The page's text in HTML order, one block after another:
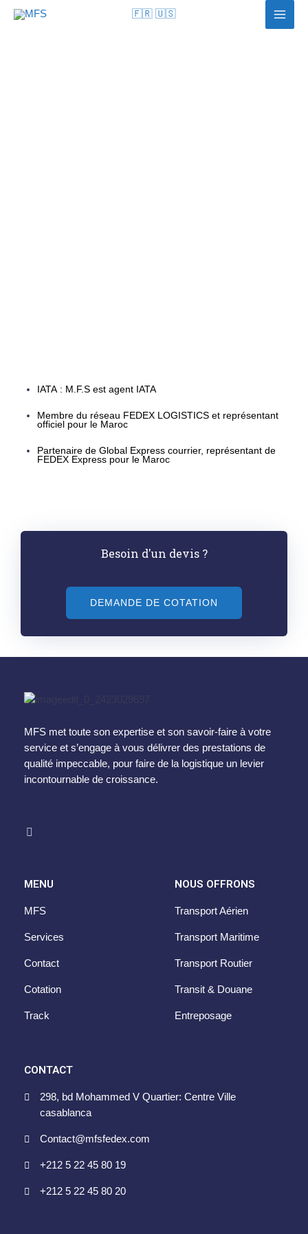
🇫🇷 🇺🇸
IATA : M.F.S est agent IATA
Membre du réseau FEDEX LOGISTICS et représentant
officiel pour le Maroc
Partenaire de Global Express courrier, représentant de
FEDEX Express pour le Maroc
Besoin d'un devis ?
DEMANDE DE COTATION
MFS met toute son expertise et son savoir-faire à votre
service et s’engage à vous délivrer des prestations de
qualité impeccable, pour faire de la logistique un levier
incontournable de croissance.
MENU
MFS
Services
Contact
Cotation
Track
NOUS OFFRONS
Transport Aérien
Transport Maritime
Transport Routier
Transit & Douane
Entreposage
CONTACT
298, bd Mohammed V Quartier: Centre Ville
casablanca
Contact@mfsfedex.com
+212 5 22 45 80 19
+212 5 22 45 80 20